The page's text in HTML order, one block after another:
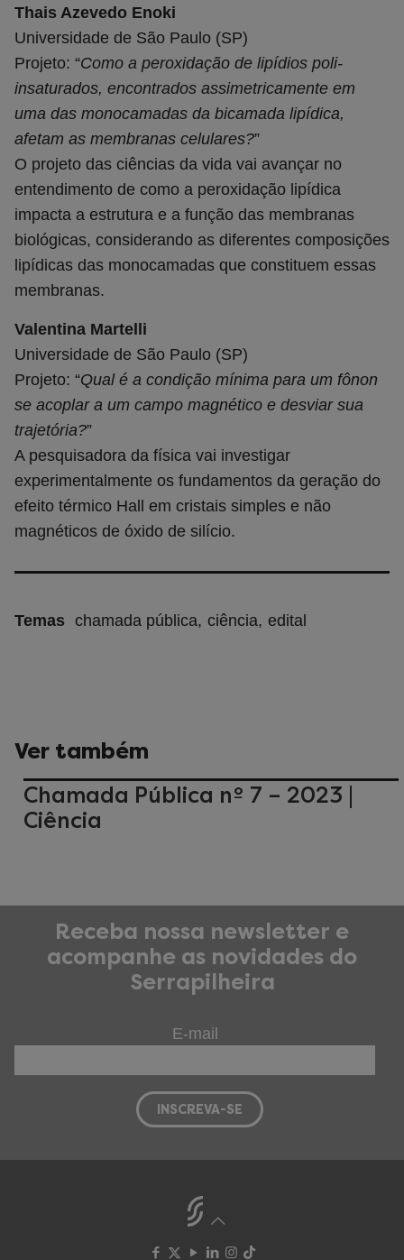
Thais Azevedo Enoki
Universidade de São Paulo (SP)
Projeto: “Como a peroxidação de lipídios poli-
insaturados, encontrados assimetricamente em
uma das monocamadas da bicamada lipídica,
afetam as membranas celulares?”
O projeto das ciências da vida vai avançar no
entendimento de como a peroxidação lipídica
impacta a estrutura e a função das membranas
biológicas, considerando as diferentes composições
lipídicas das monocamadas que constituem essas
membranas.
Valentina Martelli
Universidade de São Paulo (SP)
Projeto: “Qual é a condição mínima para um fônon
se acoplar a um campo magnético e desviar sua
trajetória?”
A pesquisadora da física vai investigar
experimentalmente os fundamentos da geração do
efeito térmico Hall em cristais simples e não
magnéticos de óxido de silício.
Temas chamada pública ciência edital
Ver também
Chamada Pública nº 7 – 2023 |
Ciência
Receba nossa newsletter e
acompanhe as novidades do
Serrapilheira
E-mail